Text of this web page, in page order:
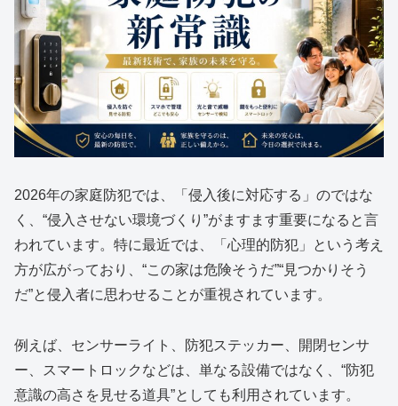
2026年の家庭防犯では、「侵入後に対応する」のではな
く、“侵入させない環境づくり”がますます重要になると言
われています。特に最近では、「心理的防犯」という考え
方が広がっており、“この家は危険そうだ”“見つかりそう
だ”と侵入者に思わせることが重視されています。
例えば、センサーライト、防犯ステッカー、開閉センサ
ー、スマートロックなどは、単なる設備ではなく、“防犯
意識の高さを見せる道具”としても利用されています。